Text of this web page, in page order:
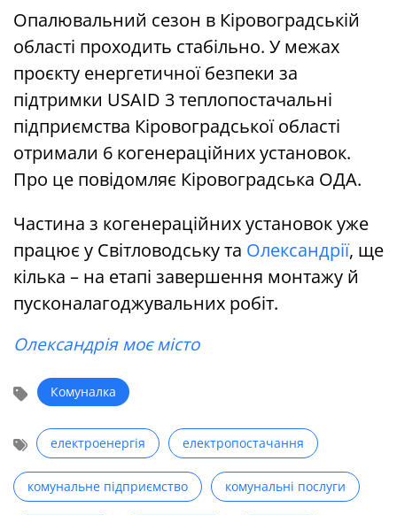
Опалювальний сезон в Кіровоградській
області проходить стабільно. У межах
проєкту енергетичної безпеки за
підтримки USAID 3 теплопостачальні
підприємства Кіровоградської області
отримали 6 когенераційних установок.
Про це повідомляє Кіровоградська ОДА.
Частина з когенераційних установок уже
працює у Світловодську та Олександрії, ще
кілька – на етапі завершення монтажу й
пусконалагоджувальних робіт.
Олександрія моє місто
Комуналка
електроенергія електропостачання
комунальне підприємство комунальні послуги